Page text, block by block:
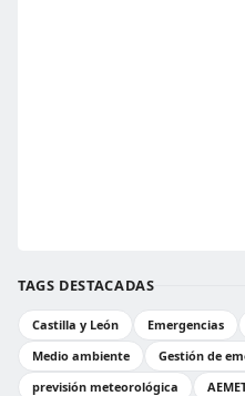
TAGS DESTACADAS
Castilla y León Emergencias
Medio ambiente
Gestión de
previsión meteorológica